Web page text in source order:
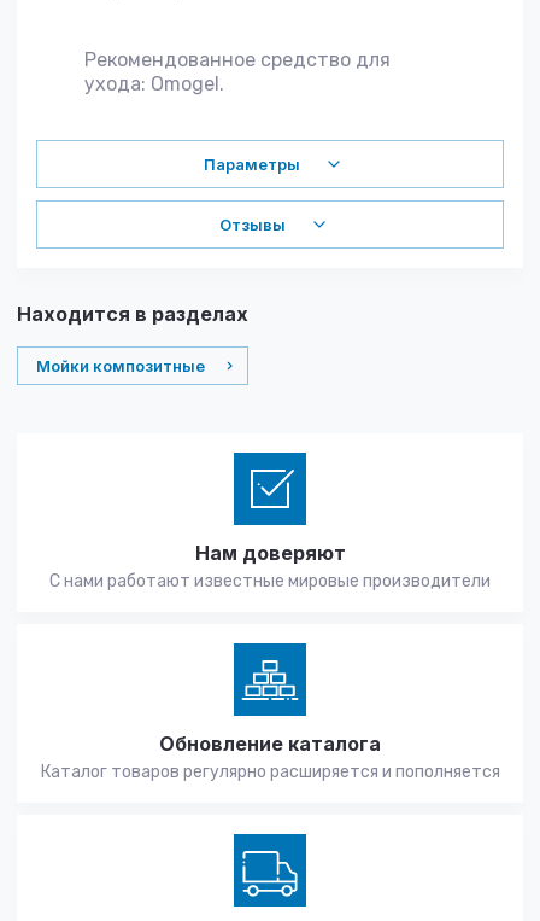
Рекомендованное средство для
ухода: Omogel.
Параметры
Отзывы
Находится в разделах
Мойки композитные
Нам доверяют
С нами работают известные мировые производители
Обновление каталога
Каталог товаров регулярно расширяется и пополняется